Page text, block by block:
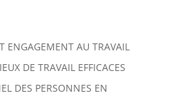
ENGAGEMENT AU TRAVAIL
DE TRAVAIL EFFICACES
DES PERSONNES EN